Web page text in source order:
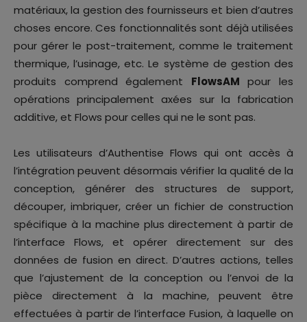
matériaux, la gestion des fournisseurs et bien d’autres
choses encore. Ces fonctionnalités sont déjà utilisées
pour gérer le post-traitement, comme le traitement
thermique, l’usinage, etc. Le système de gestion des
produits comprend également FlowsAM pour les
opérations principalement axées sur la fabrication
additive, et Flows pour celles qui ne le sont pas.
Les utilisateurs d’Authentise Flows qui ont accès à
l’intégration peuvent désormais vérifier la qualité de la
conception, générer des structures de support,
découper, imbriquer, créer un fichier de construction
spécifique à la machine plus directement à partir de
l’interface Flows, et opérer directement sur des
données de fusion en direct. D’autres actions, telles
que l’ajustement de la conception ou l’envoi de la
pièce directement à la machine, peuvent être
effectuées à partir de l’interface Fusion, à laquelle on